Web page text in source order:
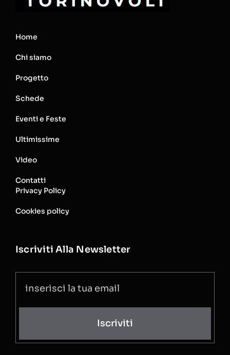
Home
Chi siamo
Progetto
Schede
Eventi e Feste
Ultimissime
Video
Contatti
Privacy Policy
Cookies policy
Iscriviti Alla Newsletter
Iscriviti